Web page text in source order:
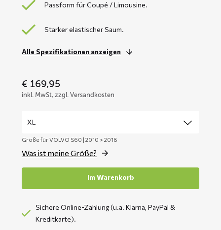
Passform für Coupé / Limousine.
Starker elastischer Saum.
Alle Spezifikationen anzeigen
€ 169,95
inkl. MwSt, zzgl. Versandkosten
Größe für VOLVO S60 | 2010 > 2018
Was ist meine Größe?
Im Warenkorb
Sichere Online-Zahlung (u.a. Klarna, PayPal &
Kreditkarte).